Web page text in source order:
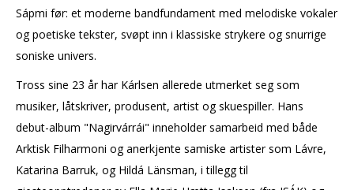
Sápmi før: et moderne bandfundament med melodiske vokaler
og poetiske tekster, svøpt inn i klassiske strykere og snurrige
soniske univers.
Tross sine 23 år har Kárlsen allerede utmerket seg som
musiker, låtskriver, produsent, artist og skuespiller. Hans
debut-album "Nagirvárrái" inneholder samarbeid med både
Arktisk Filharmoni og anerkjente samiske artister som Lávre,
Katarina Barruk, og Hildá Länsman, i tillegg til